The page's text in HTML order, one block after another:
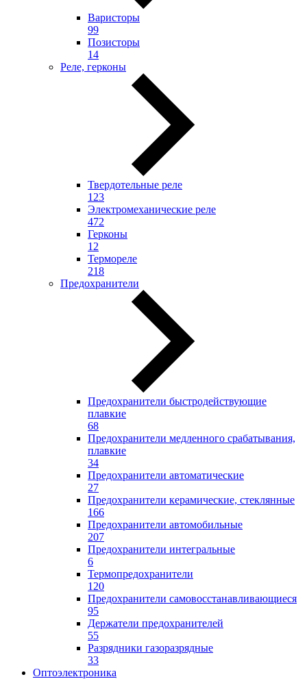
Варисторы
99
Позисторы
14
Реле, герконы
Твердотельные реле
123
Электромеханические реле
472
Герконы
12
Термореле
218
Предохранители
Предохранители быстродействующие
плавкие
68
Предохранители медленного срабатывания,
плавкие
34
Предохранители автоматические
27
Предохранители керамические, стеклянные
166
Предохранители автомобильные
207
Предохранители интегральные
6
Термопредохранители
120
Предохранители самовосстанавливающиеся
95
Держатели предохранителей
55
Разрядники газоразрядные
33
Оптоэлектроника